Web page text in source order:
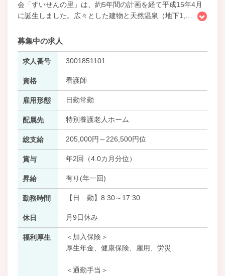
会「すいせんの里」は、約5年間の計画を経て平成15年4月
に誕生しました。広々とした建物と天然温泉（地下1,
募集中の求人
求人番号 3001851101
資格 看護師
雇用形態 日勤常勤
配属先 特別養護老人ホーム
総支給 205,000円～226,500円位
賞与 年2回（4.0カ月分位）
昇給 有り(年一回)
勤務時間 【日 勤】8:30～17:30
休日 月9日休み
福利厚生
＜加入保険＞
厚生年金、健康保険、雇用、労災
＜通勤手当＞